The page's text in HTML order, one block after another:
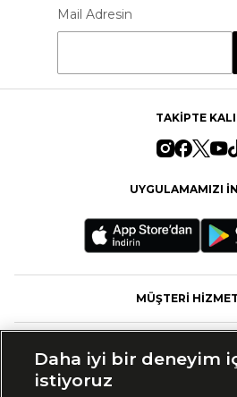
Mail Adresin
TAKİPTE
UYGULAMAMIZI
MÜŞTERİ
Daha iyi bir deneyim
istiyoruz